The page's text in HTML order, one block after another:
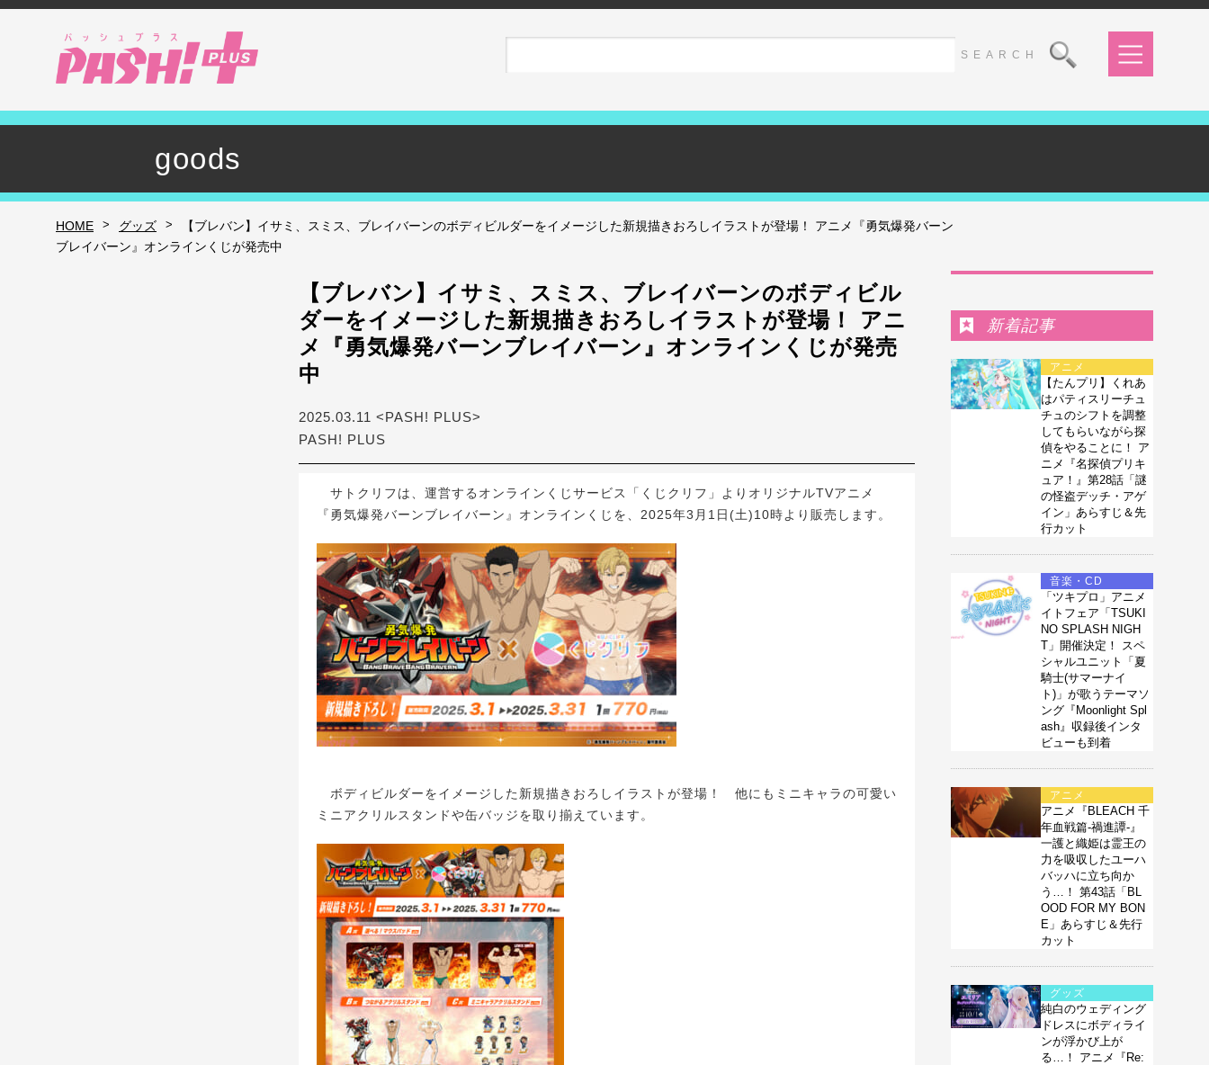
goods
HOME > グッズ >
【ブレバン】イサミ、スミス、ブレイバーンのボディビルダーをイメージした新規描きおろしイラストが登場！ アニメ『勇気爆発バーン
ブレイバーン』オンラインくじが発売中
【ブレバン】イサミ、スミス、ブレイバーンのボディビル
ダーをイメージした新規描きおろしイラストが登場！ アニ
メ『勇気爆発バーンブレイバーン』オンラインくじが発売
中
2025.03.11 <PASH! PLUS>
PASH! PLUS
サトクリフは、運営するオンラインくじサービス「くじクリフ」よりオリジナルTVアニメ
『勇気爆発バーンブレイバーン』オンラインくじを、2025年3月1日(土)10時より販売します。
ボディビルダーをイメージした新規描きおろしイラストが登場！ 他にもミニキャラの可愛い
ミニアクリルスタンドや缶バッジを取り揃えています。
新着記事
アニメ
【たんプリ】くれあ
はパティスリーチュ
チュのシフトを調整
してもらいながら探
偵をやることに！ ア
ニメ『名探偵プリキ
ュア！』第28話「謎
の怪盗デッチ・アゲ
イン」あらすじ＆先
行カット
音楽・CD
「ツキプロ」アニメ
イトフェア「TSUKI
NO SPLASH NIGH
T」開催決定！ スペ
シャルユニット「夏
騎士(サマーナイ
ト)」が歌うテーマソ
ング『Moonlight Spl
ash』収録後インタ
ビューも到着
アニメ
アニメ『BLEACH 千
年血戦篇-禍進譚-』
一護と織姫は霊王の
力を吸収したユーハ
バッハに立ち向か
う…！ 第43話「BL
OOD FOR MY BON
E」あらすじ＆先行
カット
グッズ
純白のウェディング
ドレスにボディライ
ンが浮かび上が
る…！ アニメ『Re: